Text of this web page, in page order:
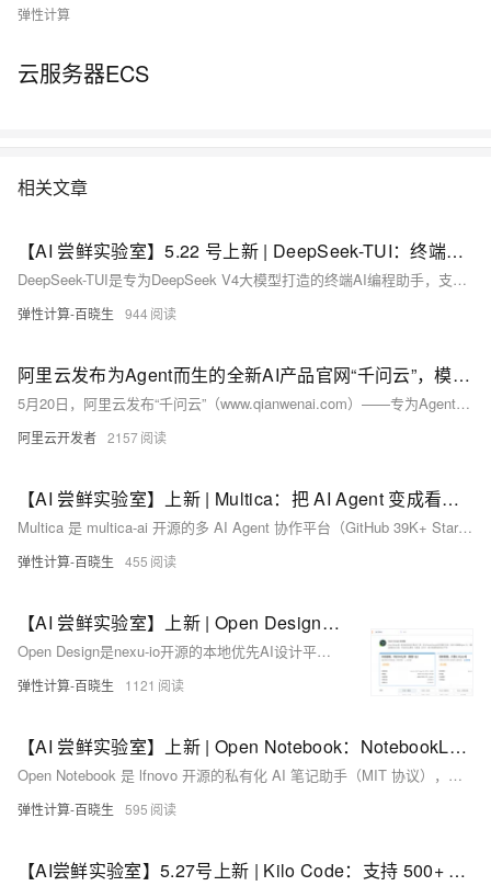
弹性计算
云服务器ECS
相关文章
【AI 尝鲜实验室】5.22 号上新 | DeepSeek-TUI：终端里 DeepSeek 版的 Claude Code
DeepSeek-TUI是专为DeepSeek V4大模型打造的终端AI编程助手，支持100万Token超长上下文、实时推理可视化、文件/Shell/Git/网页等全栈操作，提供Plan/Agent/YOLO三种安全模式，无需图形界面，开箱即用。（239字）
弹性计算-百晓生 944
阿里云发布为Agent而生的全新AI产品官网“千问云”，模型服务全面Skill、CLI化
5月20日，阿里云发布“千问云”（www.qianwenai.com）——专为Agent时代打造的AI模型服务平台，集成150+主流模型API，首创Skills与CLI工具链，支持模型选型、调用、用量管理等全链路自动化，助力开发者与Agent高效构建AI应用。
阿里云开发者 2157
【AI 尝鲜实验室】上新 | Multica：把 AI Agent 变成看板上的团队同事
Multica 是 multica-ai 开源的多 AI Agent 协作平台（GitHub 39K+ Stars），将 Claude Code、Codex、Hermes 等编码 Agent 变成可指派、会协作的“AI 同事”。本实验通过阿里云计算巢一键部署，填入百炼 API Key 即可开箱使用。
弹性计算-百晓生 455
【AI 尝鲜实验室】上新 | Open Design：开源免费的 AI 设计全能工具，一句话生成专业级设计
Open Design是nexu-io开源的本地优先AI设计平台，支持用自然语言生成网页、App、PPT、视频等，内置150+品牌设计系统，GitHub获65k+ Stars。本实验通过阿里云计算巢一键部署，结合百炼大模型，让产品经理、开发者等快速体验AI设计能力。
弹性计算-百晓生 1121
【AI 尝鲜实验室】上新 | Open Notebook：NotebookLM 开源平替，让你拥有完全私有的 AI 笔记研究助手
Open Notebook 是 lfnovo 开源的私有化 AI 笔记助手（MIT 协议），支持 18+ 模型自由切换，可导入 PDF/视频/音频/网页等多格式资料，自动生成摘要、问答，并一键生成最多 4 人对话式 AI 播客。本实验通过阿里云计算巢一键部署，开箱即用，专为研究人员、学生及法律/医疗/金融等隐私敏感行业打造安全可控的云端知识库。
弹性计算-百晓生 595
【AI尝鲜实验室】5.27号上新 | Kilo Code：支持 500+ 模型的终端 AI 编程工具